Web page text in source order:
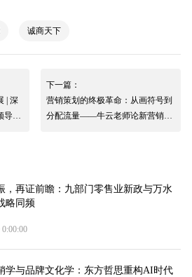
诚商天下
| 深
导一
下一篇：
营销策划的终极革命：从画符号到
分配流量——牛云老师论新营销时
，再证前瞻：九部门零售业新政与万水
略同频
0:00:00
学与品牌文化学：东方哲思重构AI时代